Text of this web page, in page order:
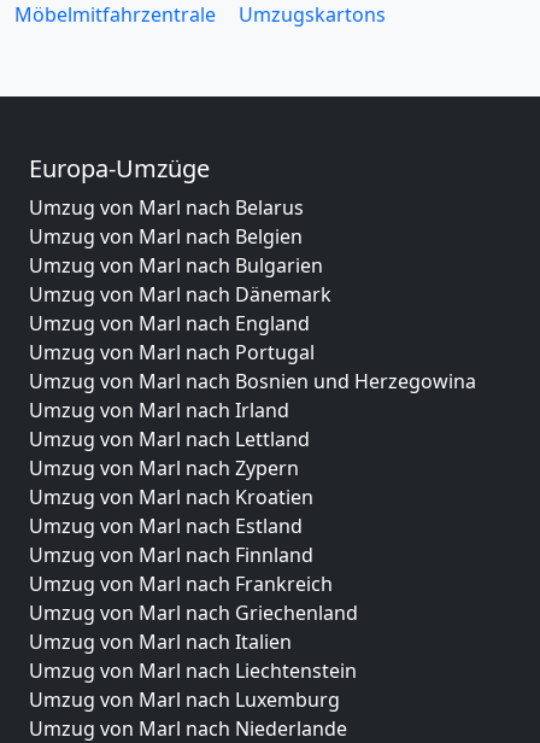
Möbelmitfahrzentrale
Umzugskartons
Europa-Umzüge
Umzug von Marl nach Belarus
Umzug von Marl nach Belgien
Umzug von Marl nach Bulgarien
Umzug von Marl nach Dänemark
Umzug von Marl nach England
Umzug von Marl nach Portugal
Umzug von Marl nach Bosnien und Herzegowina
Umzug von Marl nach Irland
Umzug von Marl nach Lettland
Umzug von Marl nach Zypern
Umzug von Marl nach Kroatien
Umzug von Marl nach Estland
Umzug von Marl nach Finnland
Umzug von Marl nach Frankreich
Umzug von Marl nach Griechenland
Umzug von Marl nach Italien
Umzug von Marl nach Liechtenstein
Umzug von Marl nach Luxemburg
Umzug von Marl nach Niederlande